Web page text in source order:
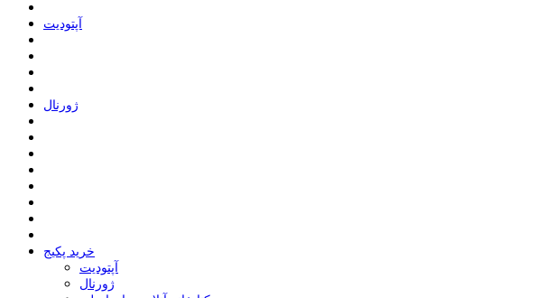
ﺁﭘﺘﻮﺩﯾﺖ
ﮊﻭﺭﻧﺎﻝ
خرید پکیج
ﺁﭘﺘﻮﺩﯾﺖ
ﮊﻭﺭﻧﺎﻝ